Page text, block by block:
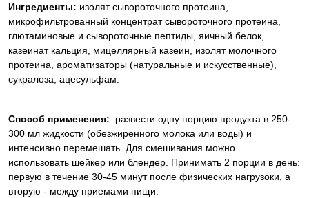
Ингредиенты: изолят сывороточного протеина,
микрофильтрованный концентрат сывороточного протеина,
глютаминовые и сывороточные пептиды, яичный белок,
казеинат кальция, мицеллярный казеин, изолят молочного
протеина, ароматизаторы (натуральные и искусственные),
сукралоза, ацесульфам.
Способ применения:
развести одну порцию продукта в 250-
300 мл жидкости (обезжиренного молока или воды) и
интенсивно перемешать. Для смешивания можно
использовать шейкер или блендер. Принимать 2 порции в день:
первую в течение 30-45 минут после физических нагрузоки, а
вторую - между приемами пищи.